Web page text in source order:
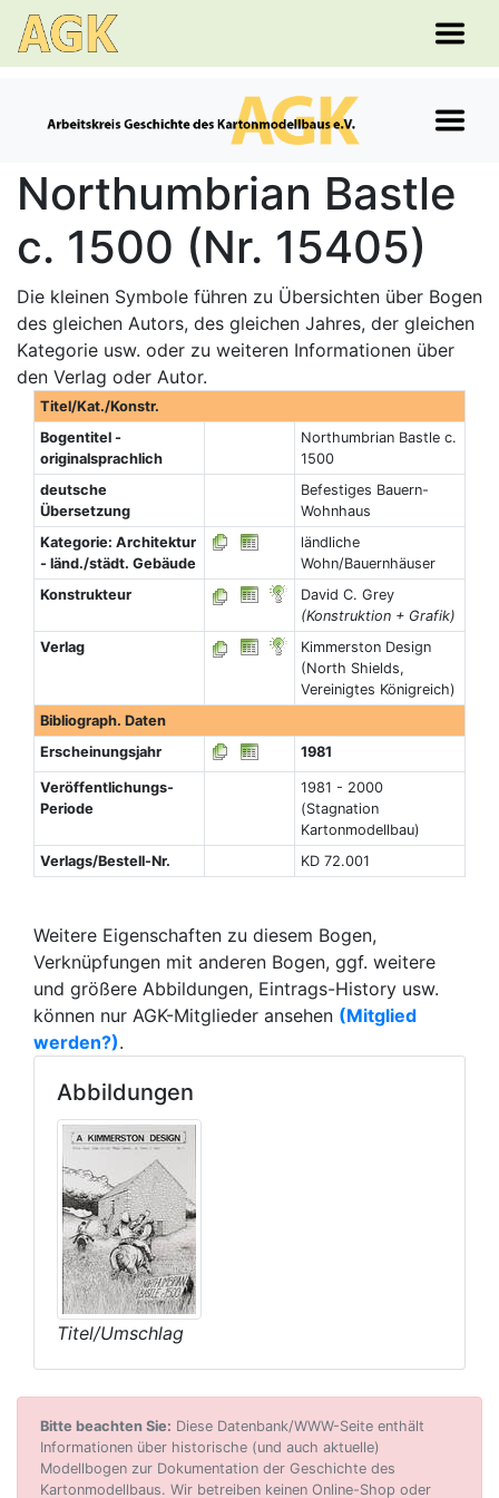
Northumbrian Bastle
c. 1500 (Nr. 15405)
Die kleinen Symbole führen zu Übersichten über Bogen
des gleichen Autors, des gleichen Jahres, der gleichen
Kategorie usw. oder zu weiteren Informationen über
den Verlag oder Autor.
Titel/Kat./Konstr.
Bogentitel -
originalsprachlich
Northumbrian Bastle c.
1500
deutsche
Übersetzung
Befestiges Bauern-
Wohnhaus
Kategorie: Architektur
- länd./städt. Gebäude
ländliche
Wohn/Bauernhäuser
Konstrukteur
David C. Grey
(Konstruktion + Grafik)
Verlag
Kimmerston Design
(North Shields,
Vereinigtes Königreich)
Bibliograph. Daten
Erscheinungsjahr
1981
Veröffentlichungs-
Periode
1981 - 2000
(Stagnation
Kartonmodellbau)
Verlags/Bestell-Nr.
KD 72.001
Weitere Eigenschaften zu diesem Bogen,
Verknüpfungen mit anderen Bogen, ggf. weitere
und größere Abbildungen, Eintrags-History usw.
können nur AGK-Mitglieder ansehen (Mitglied
werden?).
Abbildungen
Titel/Umschlag
Bitte beachten Sie: Diese Datenbank/WWW-Seite enthält
Informationen über historische (und auch aktuelle)
Modellbogen zur Dokumentation der Geschichte des
Kartonmodellbaus. Wir betreiben keinen Online-Shop oder